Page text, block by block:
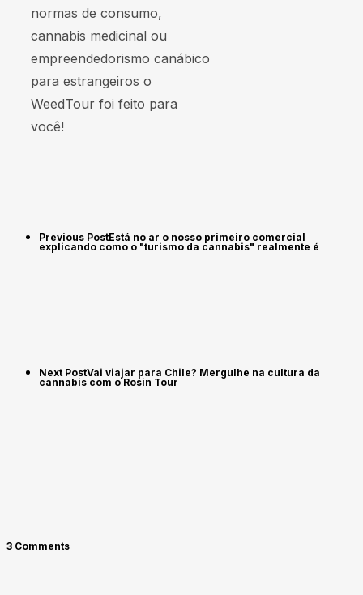
normas de consumo,
cannabis medicinal ou
empreendedorismo canábico
para estrangeiros o
WeedTour foi feito para
você!
Previous PostEstá no ar o nosso primeiro comercial
explicando como o "turismo da cannabis" realmente é
Next PostVai viajar para Chile? Mergulhe na cultura da
cannabis com o Rosin Tour
3 Comments